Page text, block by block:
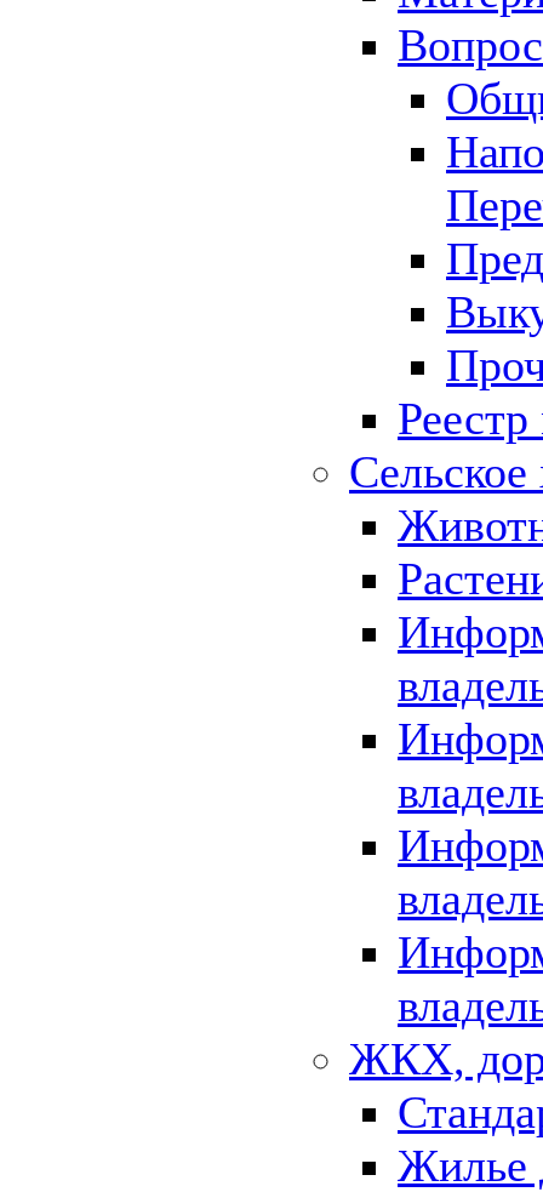
Сельское
ЖКХ,
Жилье